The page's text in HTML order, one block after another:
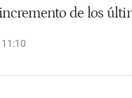
de los
11:10